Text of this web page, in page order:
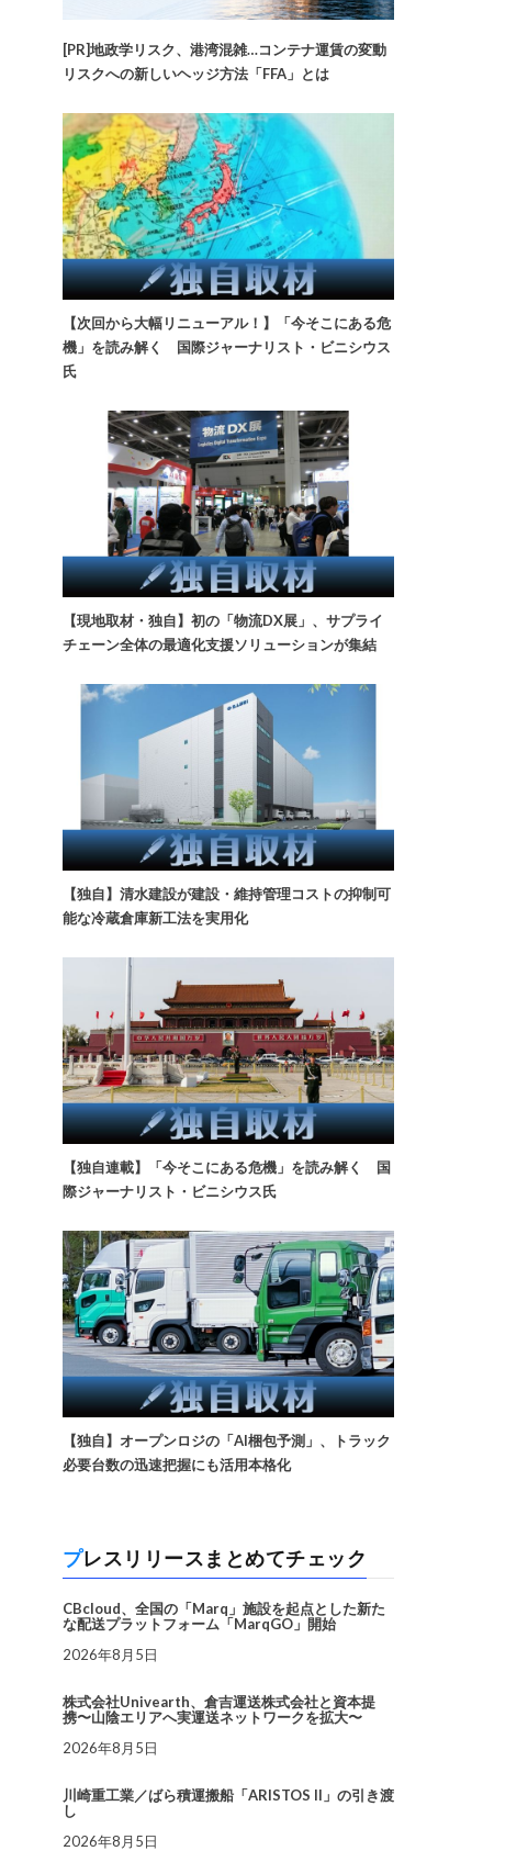
[PR]地政学リスク、港湾混雑…コンテナ運賃の変動
リスクへの新しいヘッジ方法「FFA」とは
【次回から大幅リニューアル！】「今そこにある危
機」を読み解く 国際ジャーナリスト・ビニシウス
氏
【現地取材・独自】初の「物流DX展」、サプライ
チェーン全体の最適化支援ソリューションが集結
【独自】清水建設が建設・維持管理コストの抑制可
能な冷蔵倉庫新工法を実用化
【独自連載】「今そこにある危機」を読み解く 国
際ジャーナリスト・ビニシウス氏
【独自】オープンロジの「AI梱包予測」、トラック
必要台数の迅速把握にも活用本格化
プレスリリースまとめてチェック
CBcloud、全国の「Marq」施設を起点とした新た
な配送プラットフォーム「MarqGO」開始
2026年8月5日
株式会社Univearth、倉吉運送株式会社と資本提
携〜山陰エリアへ実運送ネットワークを拡大〜
2026年8月5日
川崎重工業／ばら積運搬船「ARISTOS II」の引き渡
し
2026年8月5日